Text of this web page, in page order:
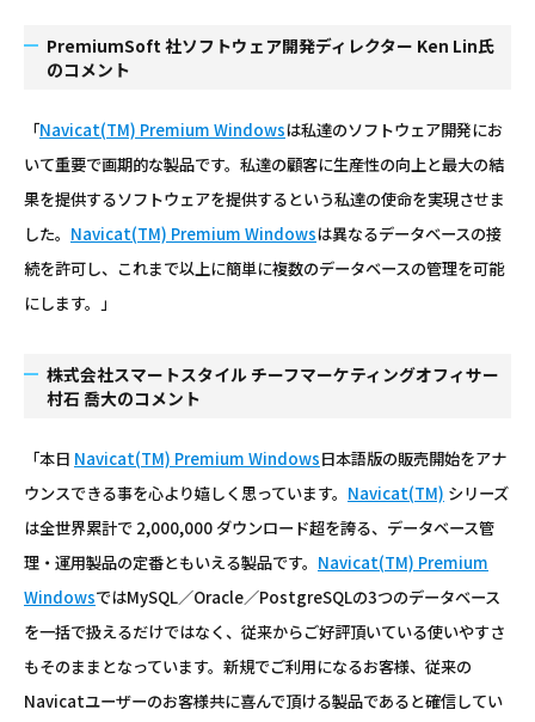
PremiumSoft 社ソフトウェア開発ディレクター Ken Lin氏
のコメント
「Navicat(TM) Premium Windowsは私達のソフトウェア開発にお
いて重要で画期的な製品です。私達の顧客に生産性の向上と最大の結
果を提供するソフトウェアを提供するという私達の使命を実現させま
した。 Navicat(TM) Premium Windowsは異なるデータベースの接
続を許可し、これまで以上に簡単に複数のデータベースの管理を可能
にします。」
株式会社スマートスタイル チーフマーケティングオフィサー
村石 喬大のコメント
「本日 Navicat(TM) Premium Windows日本語版の販売開始をアナ
ウンスできる事を心より嬉しく思っています。 Navicat(TM) シリーズ
は全世界累計で 2,000,000 ダウンロード超を誇る、データベース管
理・運用製品の定番ともいえる製品です。 Navicat(TM) Premium
WindowsではMySQL／Oracle／PostgreSQLの3つのデータベース
を一括で扱えるだけではなく、従来からご好評頂いている使いやすさ
もそのままとなっています。新規でご利用になるお客様、従来の
Navicatユーザーのお客様共に喜んで頂ける製品であると確信してい